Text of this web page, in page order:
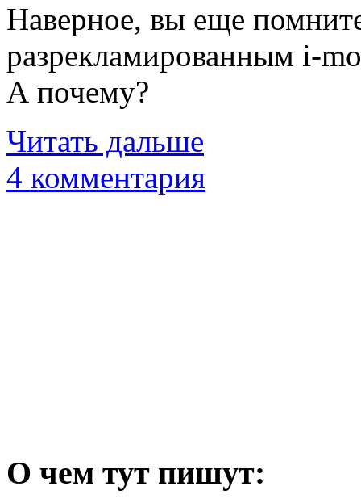
Наверное, вы еще
разрекламированным i-
А почему?
Читать дальше
4 комментария
О чем тут пишут: